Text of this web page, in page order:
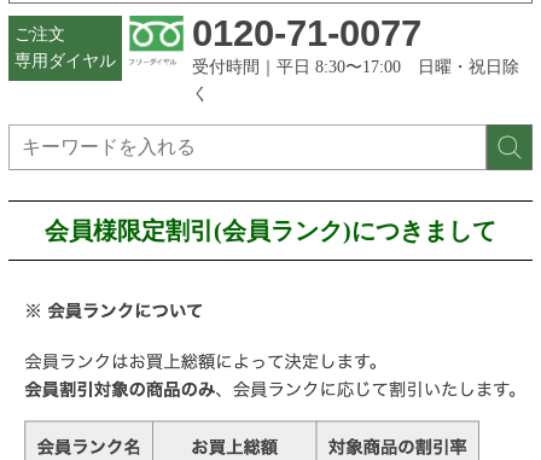
ご注文
専用ダイヤル
0120-71-0077
受付時間｜平日 8:30〜17:00 日曜・祝日除
く
会員様限定割引(会員ランク)につきまして